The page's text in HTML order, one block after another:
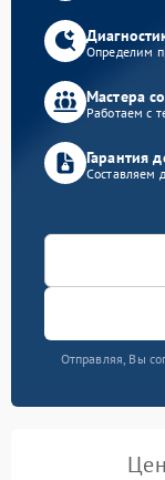
Определим
Мастера
Работаем с
Гарантия
Составляем
Отправляя, Вы